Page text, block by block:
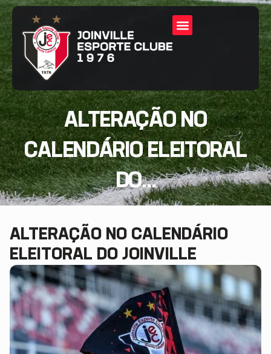
ALTERAÇÃO NO
CALENDÁRIO ELEITORAL
DO...
ALTERAÇÃO NO CALENDÁRIO
ELEITORAL DO JOINVILLE